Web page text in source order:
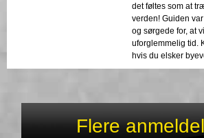
det føltes som at
verden! Guiden
og sørgede for, at
uforglemmelig tid.
hvis du elsker
Flere